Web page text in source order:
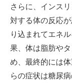
さらに、インス
対する体の反応
り込まれてエネ
果、体は脂肪や
め、最終的には
らの症状は糖尿